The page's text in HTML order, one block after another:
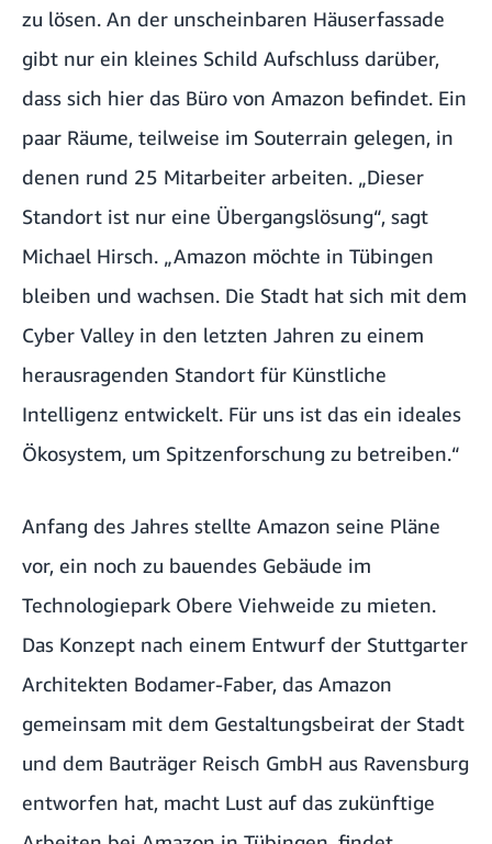
zu lösen. An der unscheinbaren Häuserfassade
gibt nur ein kleines Schild Aufschluss darüber,
dass sich hier das Büro von Amazon befindet. Ein
paar Räume, teilweise im Souterrain gelegen, in
denen rund 25 Mitarbeiter arbeiten. „Dieser
Standort ist nur eine Übergangslösung“, sagt
Michael Hirsch. „Amazon möchte in Tübingen
bleiben und wachsen. Die Stadt hat sich mit dem
Cyber Valley in den letzten Jahren zu einem
herausragenden Standort für Künstliche
Intelligenz entwickelt. Für uns ist das ein ideales
Ökosystem, um Spitzenforschung zu betreiben.“
Anfang des Jahres stellte Amazon seine Pläne
vor, ein noch zu bauendes Gebäude im
Technologiepark Obere Viehweide zu mieten.
Das Konzept nach einem Entwurf der Stuttgarter
Architekten Bodamer-Faber, das Amazon
gemeinsam mit dem Gestaltungsbeirat der Stadt
und dem Bauträger Reisch GmbH aus Ravensburg
entworfen hat, macht Lust auf das zukünftige